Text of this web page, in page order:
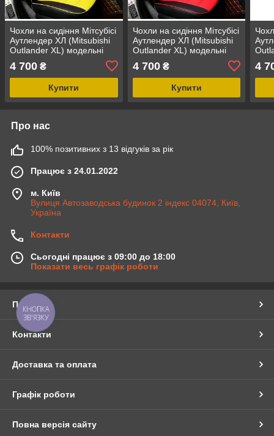
Чохли на сидіння Мітсубісі
Аутлендер ХЛ (Mitsubishi
Outlander XL) модельні
жовтий
4 700 ₴
Купити
Чохли на сидіння Мітсубісі
Аутлендер ХЛ (Mitsubishi
Outlander XL) модельні
червоний
4 700₴
Купити
4
Про нас
100% позитивних з 13 відгуків за рік
Працює з 24.01.2022
м. Київ
Вулиця Автозаводська будинок 2 індекс 04074, Київ,
Україна
Контакти
Сьогодні працює з 09:00 до 18:00
Показати весь графік роботи
Про нас
Контакти
Доставка та оплата
Графік роботи
Повна версія сайту
КНОПКА
ЗВ'ЯЗКУ